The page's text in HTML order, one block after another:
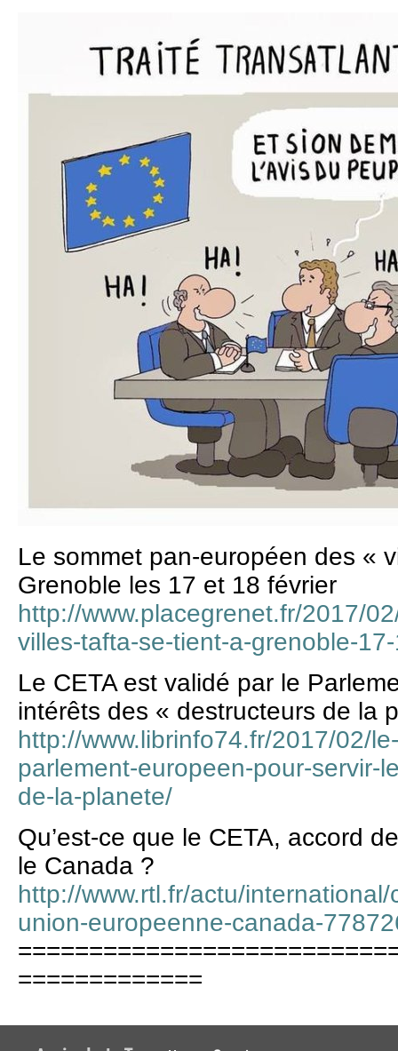
Le sommet pan-européen des «
Grenoble les 17 et 18 février
http://www.placegrenet.fr/2017/
villes-tafta-se-tient-a-grenoble-
Le CETA est validé par le
intérêts des « destructeurs de la
http://www.librinfo74.fr/2017/02/
parlement-europeen-pour-servir-
de-la-planete/
Qu’est-ce que le CETA, accord
le Canada ?
http://www.rtl.fr/actu/
union-europeenne-canada-
=============